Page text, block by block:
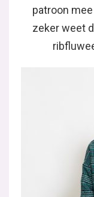
patroon
zeker weet